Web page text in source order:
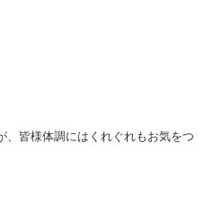
、皆様体調にはくれぐれもお気をつ